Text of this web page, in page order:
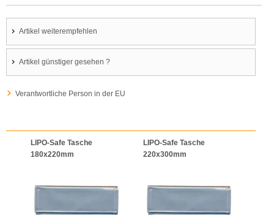
Artikel weiterempfehlen
Artikel günstiger gesehen ?
Verantwortliche Person in der EU
LIPO-Safe Tasche
180x220mm
LIPO-Safe Tasche
220x300mm